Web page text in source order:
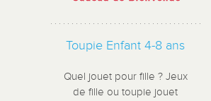
Toupie Enfant 4-8 ans
Quel jouet pour fille ? Jeux
de fille ou toupie jouet